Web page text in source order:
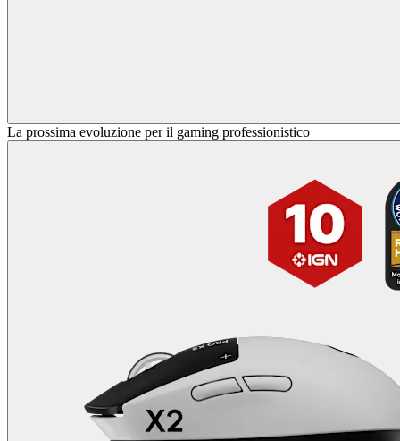
La prossima evoluzione per il gaming professionistico